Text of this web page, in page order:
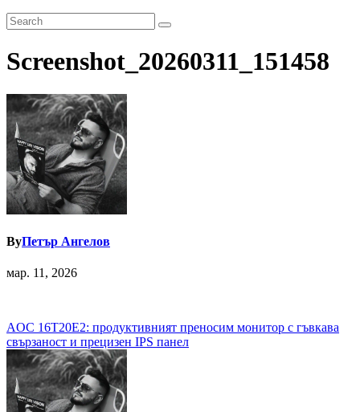
Screenshot_20260311_151458
ByПетър Ангелов
мар. 11, 2026
Навигация
AOC 16T20E2: продуктивният преносим монитор с гъвкава
свързаност и прецизен IPS панел